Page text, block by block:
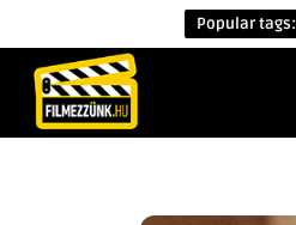
Popular tags: